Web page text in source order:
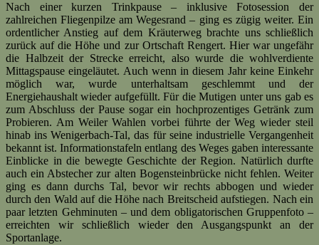
Nach einer kurzen Trinkpause – inklusive Fotosession der
zahlreichen Fliegenpilze am Wegesrand – ging es zügig weiter. Ein
ordentlicher Anstieg auf dem Kräuterweg brachte uns schließlich
zurück auf die Höhe und zur Ortschaft Rengert. Hier war ungefähr
die Halbzeit der Strecke erreicht, also wurde die wohlverdiente
Mittagspause eingeläutet. Auch wenn in diesem Jahr keine Einkehr
möglich war, wurde unterhaltsam geschlemmt und der
Energiehaushalt wieder aufgefüllt. Für die Mutigen unter uns gab es
zum Abschluss der Pause sogar ein hochprozentiges Getränk zum
Probieren. Am Weiler Wahlen vorbei führte der Weg wieder steil
hinab ins Wenigerbach-Tal, das für seine industrielle Vergangenheit
bekannt ist. Informationstafeln entlang des Weges gaben interessante
Einblicke in die bewegte Geschichte der Region. Natürlich durfte
auch ein Abstecher zur alten Bogensteinbrücke nicht fehlen. Weiter
ging es dann durchs Tal, bevor wir rechts abbogen und wieder
durch den Wald auf die Höhe nach Breitscheid aufstiegen. Nach ein
paar letzten Gehminuten – und dem obligatorischen Gruppenfoto –
erreichten wir schließlich wieder den Ausgangspunkt an der
Sportanlage.